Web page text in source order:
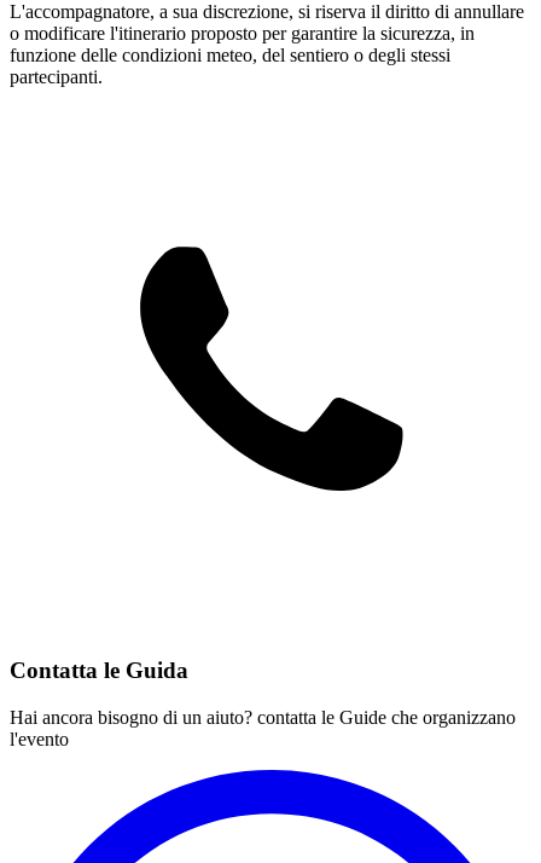
L'accompagnatore, a sua discrezione, si riserva il diritto di annullare
o modificare l'itinerario proposto per garantire la sicurezza, in
funzione delle condizioni meteo, del sentiero o degli stessi
partecipanti.
Contatta le Guida
Hai ancora bisogno di un aiuto? contatta le Guide che organizzano
l'evento